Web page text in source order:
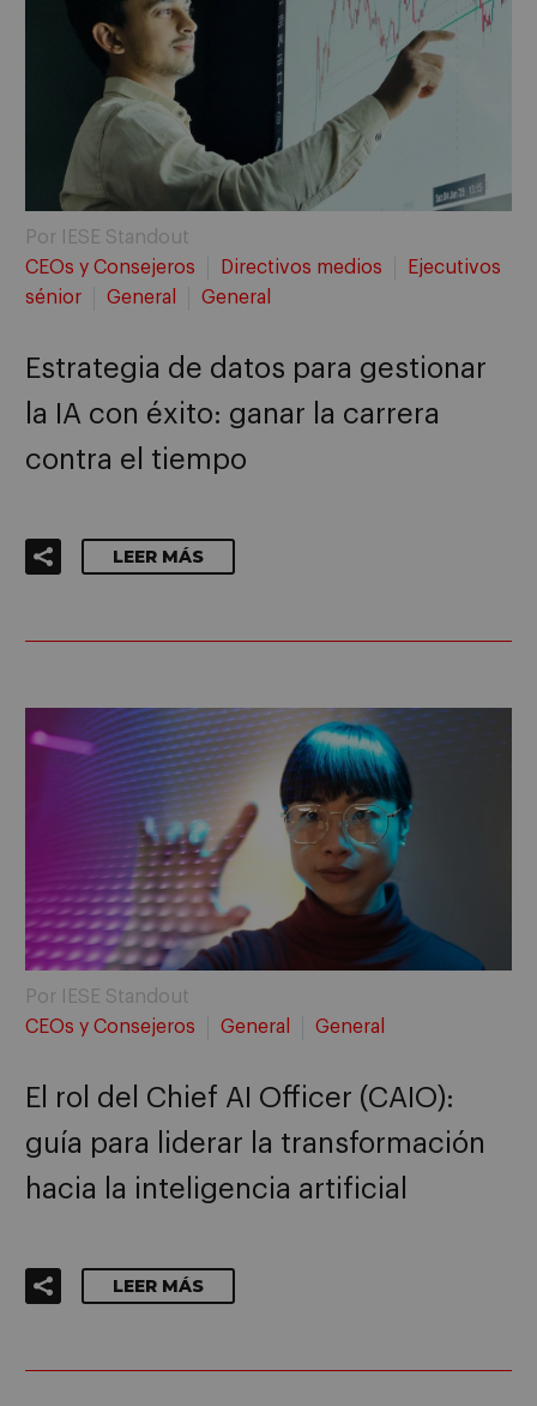
Por IESE Standout
CEOs y Consejeros
Directivos medios
Ejecutivos
sénior
General General
Estrategia de datos para gestionar
la IA con éxito: ganar la carrera
contra el tiempo
LEER MÁS
Por IESE Standout
CEOs y Consejeros
General General
El rol del Chief AI Officer (CAIO):
guía para liderar la transformación
hacia la inteligencia artificial
LEER MÁS